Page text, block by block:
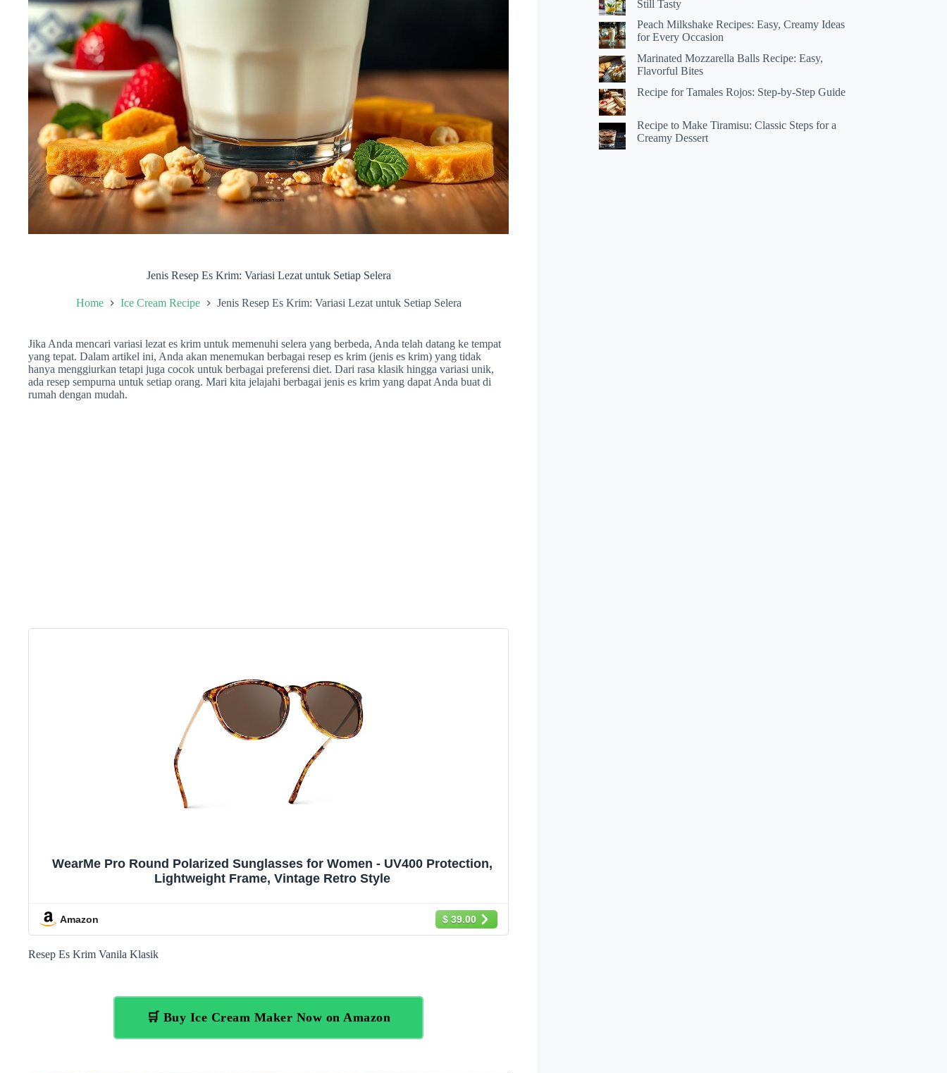
Jenis Resep Es Krim: Variasi Lezat untuk Setiap Selera
Home Ice Cream Recipe Jenis Resep Es Krim: Variasi Lezat untuk Setiap Selera
Jika Anda mencari variasi lezat es krim untuk memenuhi selera yang berbeda, Anda telah datang ke tempat
yang tepat. Dalam artikel ini, Anda akan menemukan berbagai resep es krim (jenis es krim) yang tidak
hanya menggiurkan tetapi juga cocok untuk berbagai preferensi diet. Dari rasa klasik hingga variasi unik,
ada resep sempurna untuk setiap orang. Mari kita jelajahi berbagai jenis es krim yang dapat Anda buat di
rumah dengan mudah.
WearMe Pro Round Polarized Sunglasses for Women - UV400 Protection,
Lightweight Frame, Vintage Retro Style
Amazon $ 39.00
Resep Es Krim Vanila Klasik
🛒 Buy Ice Cream Maker Now on Amazon
Still Tasty
Peach Milkshake Recipes: Easy, Creamy Ideas
for Every Occasion
Marinated Mozzarella Balls Recipe: Easy,
Flavorful Bites
Recipe for Tamales Rojos: Step-by-Step Guide
Recipe to Make Tiramisu: Classic Steps for a
Creamy Dessert